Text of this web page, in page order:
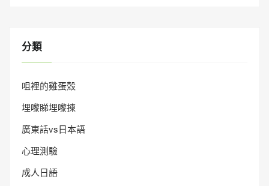
分類
咀裡的雞蛋殼
埋嚟睇埋嚟揀
廣東話vs日本語
心理測驗
成人日語